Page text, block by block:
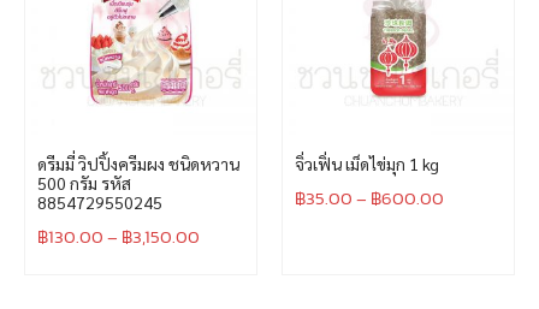
ดรีมมี่ วิปปิ้งครีมผง ชนิดหวาน
500 กรัม รหัส
8854729550245
฿130.00– ฿3,150.00
จิ่วเฟิ่น เม็ดไข่มุก 1 kg
฿35.00– ฿600.00